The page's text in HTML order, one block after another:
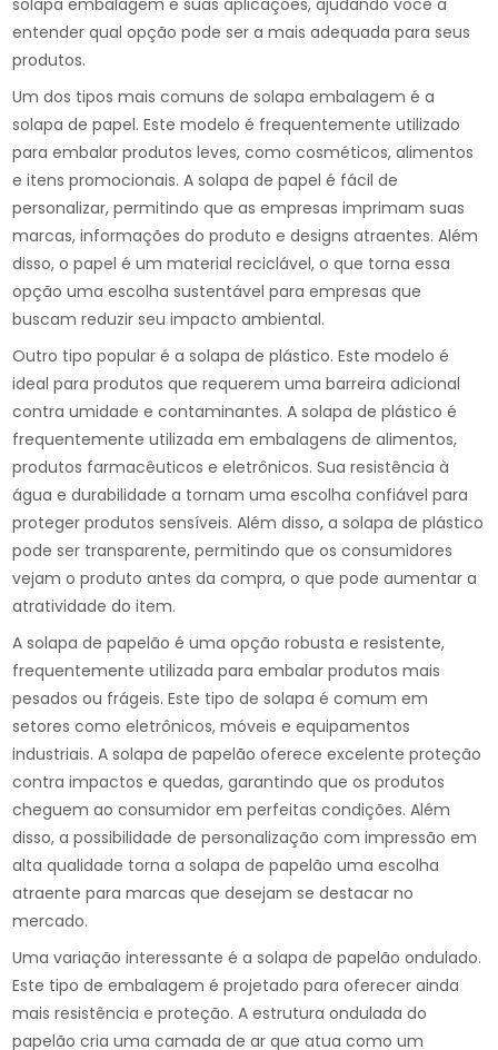
solapa embalagem e suas aplicações, ajudando você a
entender qual opção pode ser a mais adequada para seus
produtos.
Um dos tipos mais comuns de solapa embalagem é a
solapa de papel. Este modelo é frequentemente utilizado
para embalar produtos leves, como cosméticos, alimentos
e itens promocionais. A solapa de papel é fácil de
personalizar, permitindo que as empresas imprimam suas
marcas, informações do produto e designs atraentes. Além
disso, o papel é um material reciclável, o que torna essa
opção uma escolha sustentável para empresas que
buscam reduzir seu impacto ambiental.
Outro tipo popular é a solapa de plástico. Este modelo é
ideal para produtos que requerem uma barreira adicional
contra umidade e contaminantes. A solapa de plástico é
frequentemente utilizada em embalagens de alimentos,
produtos farmacêuticos e eletrônicos. Sua resistência à
água e durabilidade a tornam uma escolha confiável para
proteger produtos sensíveis. Além disso, a solapa de plástico
pode ser transparente, permitindo que os consumidores
vejam o produto antes da compra, o que pode aumentar a
atratividade do item.
A solapa de papelão é uma opção robusta e resistente,
frequentemente utilizada para embalar produtos mais
pesados ou frágeis. Este tipo de solapa é comum em
setores como eletrônicos, móveis e equipamentos
industriais. A solapa de papelão oferece excelente proteção
contra impactos e quedas, garantindo que os produtos
cheguem ao consumidor em perfeitas condições. Além
disso, a possibilidade de personalização com impressão em
alta qualidade torna a solapa de papelão uma escolha
atraente para marcas que desejam se destacar no
mercado.
Uma variação interessante é a solapa de papelão ondulado.
Este tipo de embalagem é projetado para oferecer ainda
mais resistência e proteção. A estrutura ondulada do
papelão cria uma camada de ar que atua como um